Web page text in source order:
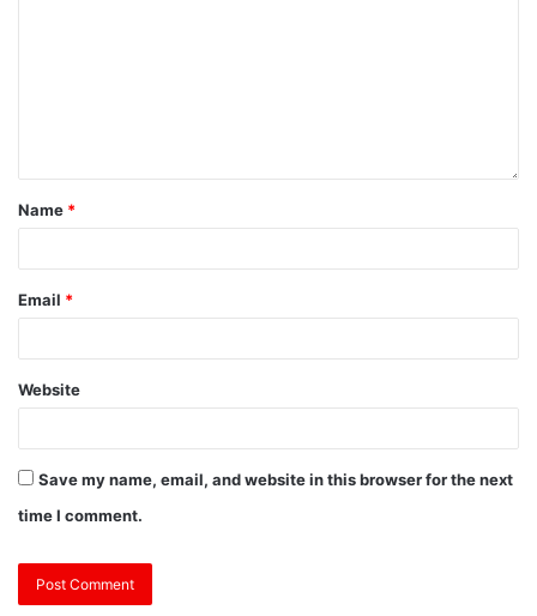
Name *
Email *
Website
Save my name, email, and website in this browser for the next
time I comment.